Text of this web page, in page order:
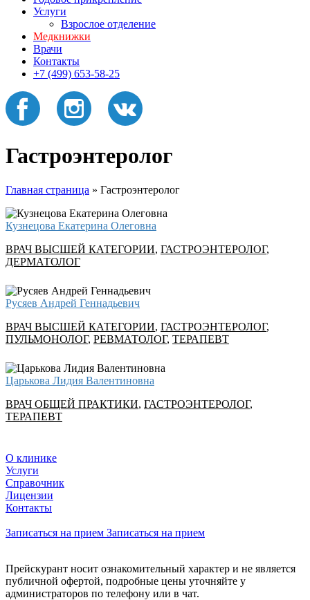
Услуги
Взрослое отделение
Медкнижки
Врачи
Контакты
+7 (499) 653-58-25
Гастроэнтеролог
Главная страница » Гастроэнтеролог
Кузнецова Екатерина Олеговна
ВРАЧ ВЫСШЕЙ КАТЕГОРИИ, ГАСТРОЭНТЕРОЛОГ,
ДЕРМАТОЛОГ
Русяев Андрей Геннадьевич
ВРАЧ ВЫСШЕЙ КАТЕГОРИИ, ГАСТРОЭНТЕРОЛОГ,
ПУЛЬМОНОЛОГ, РЕВМАТОЛОГ, ТЕРАПЕВТ
Царькова Лидия Валентиновна
ВРАЧ ОБЩЕЙ ПРАКТИКИ, ГАСТРОЭНТЕРОЛОГ,
ТЕРАПЕВТ
О клинике
Услуги
Справочник
Лицензии
Контакты
Записаться на прием Записаться на прием
Прейскурант носит ознакомительный характер и не является
публичной офертой, подробные цены уточняйте у
администраторов по телефону или в чат.